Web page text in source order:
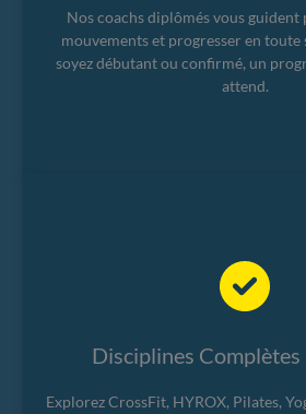
Nos coachs diplômés vous
mouvements et progresser en toute
soyez débutant ou confirmé, un
attend.
Disciplines Complètes
Explorez CrossFit, HYROX, Pilates,